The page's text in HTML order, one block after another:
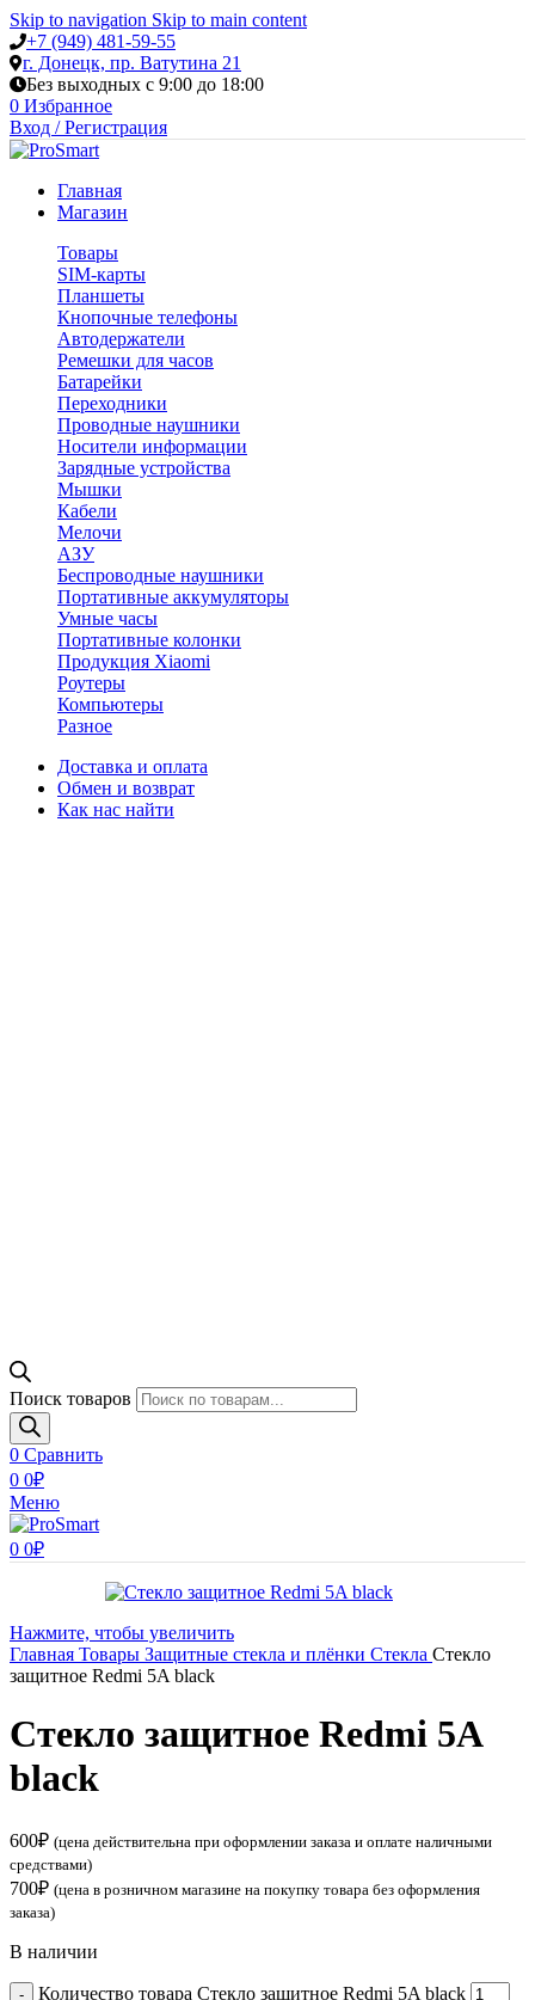
Skip to navigation Skip to main content
+7 (949) 481-59-55
г. Донецк, пр. Ватутина 21
Без выходных с 9:00 до 18:00
0 Избранное
Вход / Регистрация
Главная
Магазин
Товары
SIM-карты
Планшеты
Кнопочные телефоны
Автодержатели
Ремешки для часов
Батарейки
Переходники
Проводные наушники
Носители информации
Зарядные устройства
Мышки
Кабели
Мелочи
АЗУ
Беспроводные наушники
Портативные аккумуляторы
Умные часы
Портативные колонки
Продукция Xiaomi
Роутеры
Компьютеры
Разное
Доставка и оплата
Обмен и возврат
Как нас найти
Поиск товаров
0 Сравнить
0 0₽
Меню
0 0₽
Нажмите, чтобы увеличить
Главная Товары Защитные стекла и плёнки Стекла Стекло
защитное Redmi 5A black
Стекло защитное Redmi 5A
black
600₽ (цена действительна при оформлении заказа и оплате наличными
средствами)
700₽ (цена в розничном магазине на покупку товара без оформления
заказа)
В наличии
Количество товара Стекло защитное Redmi 5A black